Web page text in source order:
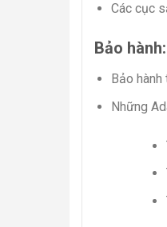
Các cục
Bảo hành:
Bảo
Những